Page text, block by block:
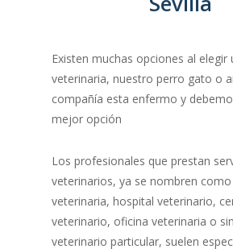
Existen muchas opciones al elegir
veterinaria, nuestro perro gato o
compañía esta enfermo y
mejor opción
Los profesionales que prestan
veterinarios, ya se nombren como
veterinaria, hospital veterinario,
veterinario, oficina veterinaria o
veterinario particular, suelen